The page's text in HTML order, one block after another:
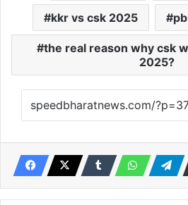
kkr vs csk 2025
the real reason why csk
2025?